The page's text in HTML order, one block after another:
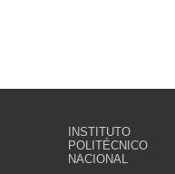
INSTITUTO
POLITÉCNICO
NACIONAL